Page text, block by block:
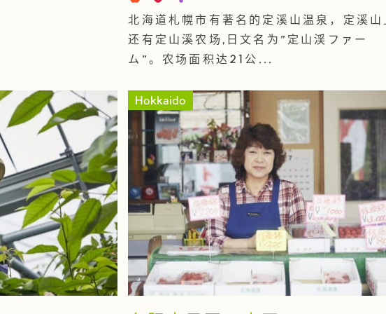
北海道札幌市有著名的定溪山温泉，定溪山
还有定山溪农场,日文名为"定山渓ファー
ム"。农场面积达21公...
Hokkaido